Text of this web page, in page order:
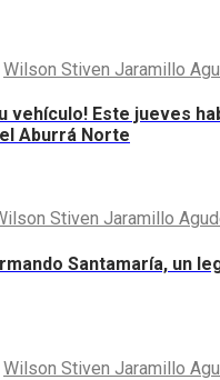
Wilson Stiven Jaramillo
vehículo! Este jueves
Aburrá Norte
Stiven Jaramillo
Santamaría, un
Wilson Stiven Jaramillo